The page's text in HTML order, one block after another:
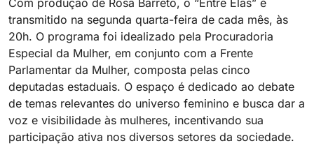
Com produção de Rosa Barreto, o “Entre Elas” é
transmitido na segunda quarta-feira de cada mês, às
20h. O programa foi idealizado pela Procuradoria
Especial da Mulher, em conjunto com a Frente
Parlamentar da Mulher, composta pelas cinco
deputadas estaduais. O espaço é dedicado ao debate
de temas relevantes do universo feminino e busca dar a
voz e visibilidade às mulheres, incentivando sua
participação ativa nos diversos setores da sociedade.